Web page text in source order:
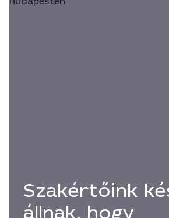
Szakértőink
állnak, hogy